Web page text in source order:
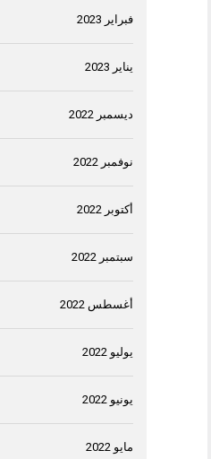
فبراير 2023
يناير 2023
ديسمبر 2022
نوفمبر 2022
أكتوبر 2022
سبتمبر 2022
أغسطس 2022
يوليو 2022
يونيو 2022
مايو 2022